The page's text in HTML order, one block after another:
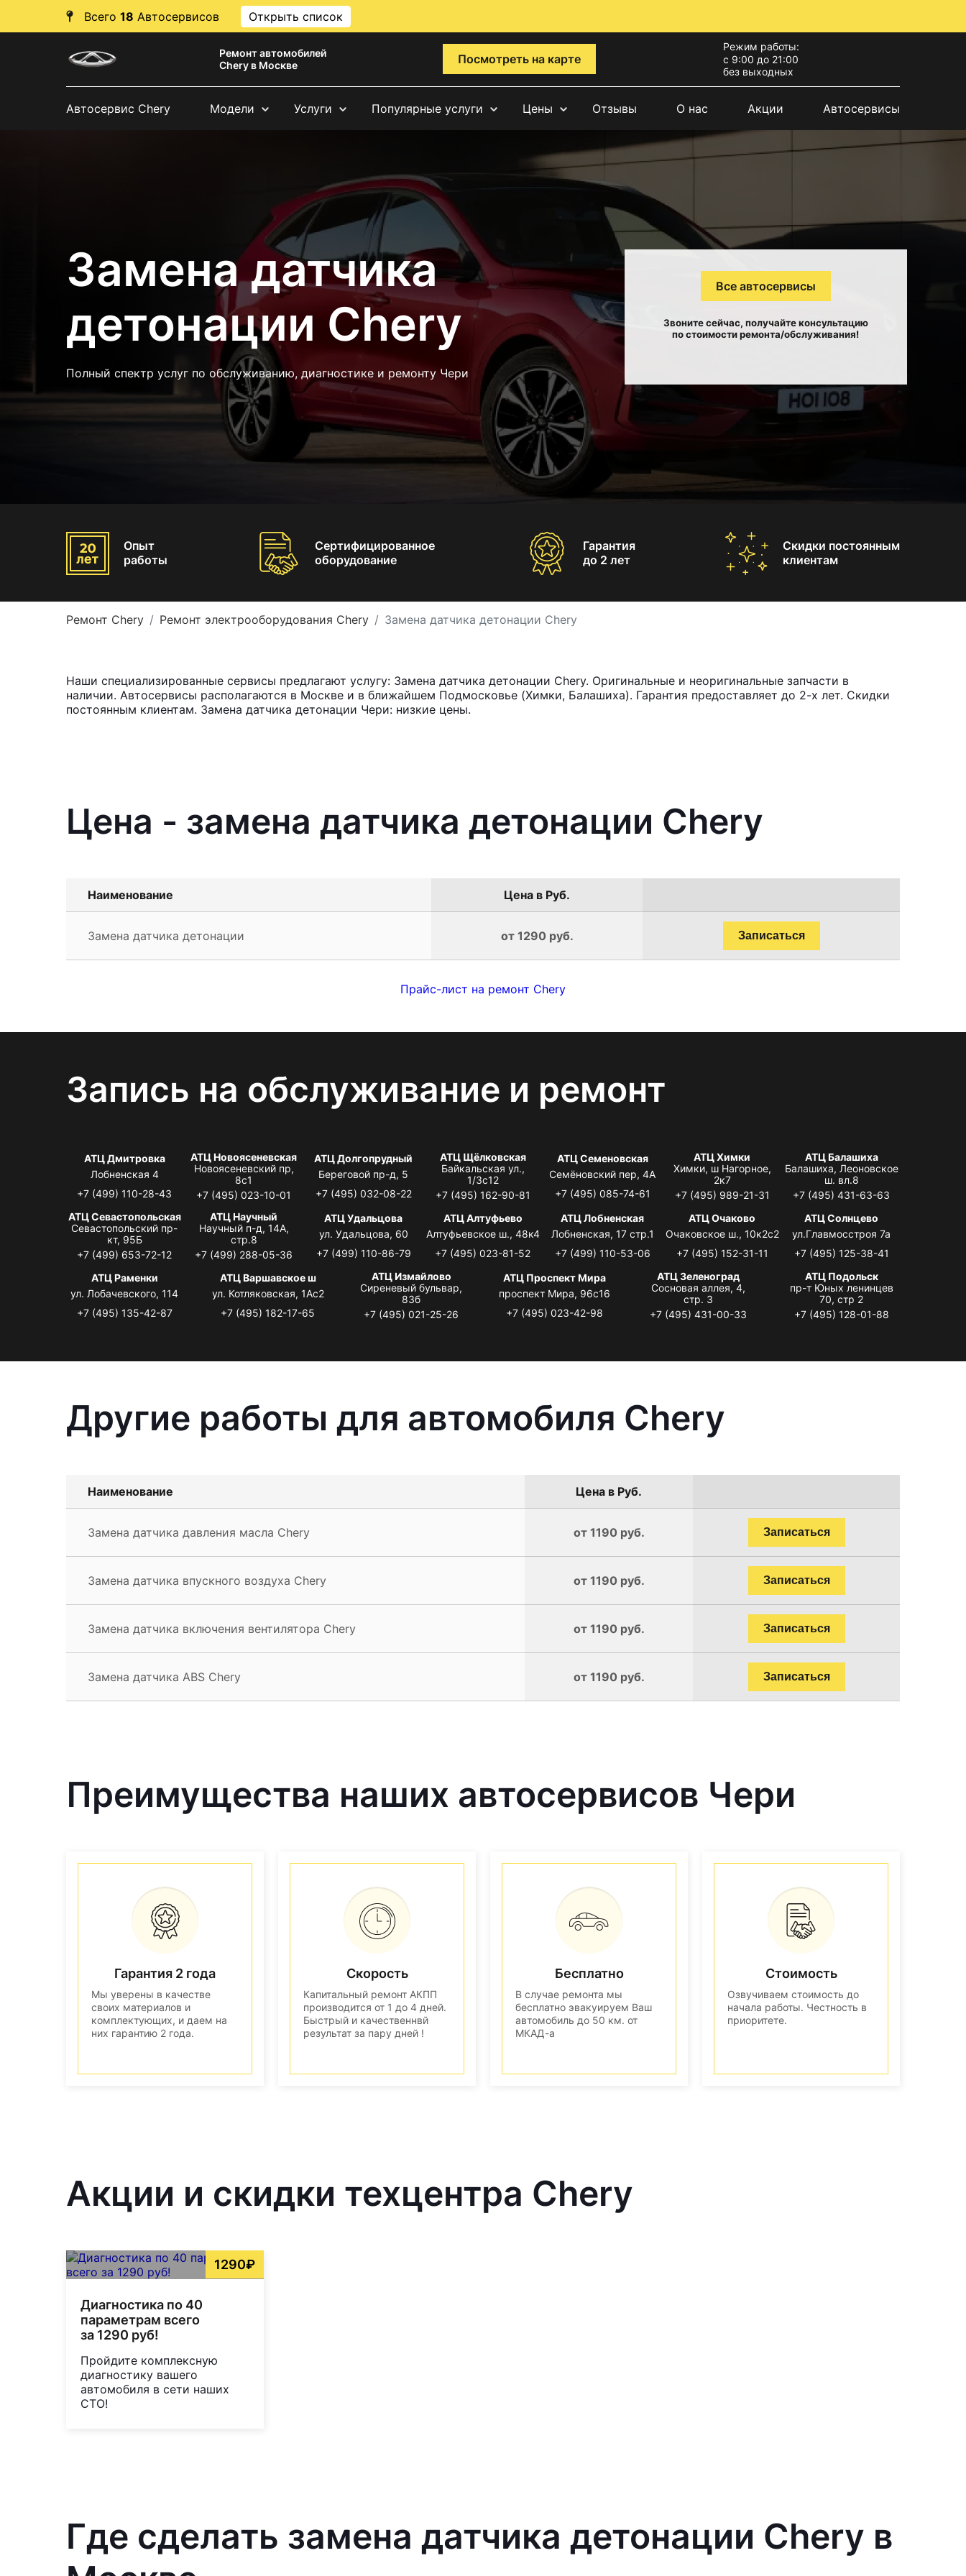
Всего 18 Автосервисов Открыть список
Ремонт автомобилей
Chery в Москве
Посмотреть на карте
Режим работы:
с 9:00 до 21:00
без выходных
Автосервис Chery Модели Услуги Популярные услуги Цены Отзывы О нас Акции Автосервисы
Замена датчика
детонации Chery
Полный спектр услуг по обслуживанию, диагностике и ремонту Чери
Все автосервисы
Звоните сейчас, получайте консультацию
по стоимости ремонта/обслуживания!
Опыт
работы
Сертифицированное
оборудование
Гарантия
до 2 лет
Скидки постоянным
клиентам
Ремонт Chery Ремонт электрооборудования Chery Замена датчика детонации Chery
Наши специализированные сервисы предлагают услугу: Замена датчика детонации Chery. Оригинальные и неоригинальные запчасти в
наличии. Автосервисы располагаются в Москве и в ближайшем Подмосковье (Химки, Балашиха). Гарантия предоставляет до 2-х лет. Скидки
постоянным клиентам. Замена датчика детонации Чери: низкие цены.
Цена - замена датчика детонации Chery
Наименование Цена в Руб.
Замена датчика детонации от 1290 руб. Записаться
Прайс-лист на ремонт Chery
Запись на обслуживание и ремонт
АТЦ Дмитровка
Лобненская 4
+7 (499) 110-28-43
АТЦ Новоясеневская
Новоясеневский пр,
8с1
+7 (495) 023-10-01
АТЦ Долгопрудный
Береговой пр-д, 5
+7 (495) 032-08-22
АТЦ Щёлковская
Байкальская ул.,
1/3с12
+7 (495) 162-90-81
АТЦ Семеновская
Семёновский пер, 4А
+7 (495) 085-74-61
АТЦ Химки
Химки, ш Нагорное,
2к7
+7 (495) 989-21-31
АТЦ Балашиха
Балашиха, Леоновское
ш. вл.8
+7 (495) 431-63-63
АТЦ Севастопольская
Севастопольский пр-
кт, 95Б
+7 (499) 653-72-12
АТЦ Научный
Научный п-д, 14А,
стр.8
+7 (499) 288-05-36
АТЦ Удальцова
ул. Удальцова, 60
+7 (499) 110-86-79
АТЦ Алтуфьево
Алтуфьевское ш., 48к4
+7 (495) 023-81-52
АТЦ Лобненская
Лобненская, 17 стр.1
+7 (499) 110-53-06
АТЦ Очаково
Очаковское ш., 10к2с2
+7 (495) 152-31-11
АТЦ Солнцево
ул.Главмосстроя 7а
+7 (495) 125-38-41
АТЦ Раменки
ул. Лобачевского, 114
+7 (495) 135-42-87
АТЦ Варшавское ш
ул. Котляковская, 1Ас2
+7 (495) 182-17-65
АТЦ Измайлово
Сиреневый бульвар,
83б
+7 (495) 021-25-26
АТЦ Проспект Мира
проспект Мира, 96с16
+7 (495) 023-42-98
АТЦ Зеленоград
Сосновая аллея, 4,
стр. 3
+7 (495) 431-00-33
АТЦ Подольск
пр-т Юных ленинцев
70, стр 2
+7 (495) 128-01-88
Другие работы для автомобиля Chery
Наименование Цена в Руб.
Замена датчика давления масла Chery от 1190 руб. Записаться
Замена датчика впускного воздуха Chery от 1190 руб. Записаться
Замена датчика включения вентилятора Chery от 1190 руб. Записаться
Замена датчика ABS Chery от 1190 руб. Записаться
Преимущества наших автосервисов Чери
Гарантия 2 года
Мы уверены в качестве
своих материалов и
комплектующих, и даем на
них гарантию 2 года.
Скорость
Капитальный ремонт АКПП
производится от 1 до 4 дней.
Быстрый и качественнвй
результат за пару дней !
Бесплатно
В случае ремонта мы
бесплатно эвакуируем Ваш
автомобиль до 50 км. от
МКАД-а
Стоимость
Озвучиваем стоимость до
начала работы. Честность в
приоритете.
Акции и скидки техцентра Chery
1290₽
Диагностика по 40
параметрам всего
за 1290 руб!
Пройдите комплексную
диагностику вашего
автомобиля в сети наших
СТО!
Где сделать замена датчика детонации Chery в